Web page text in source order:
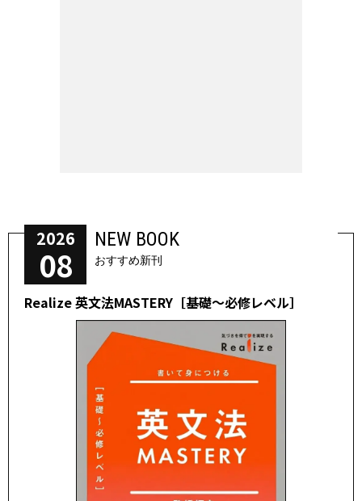
2026
08
NEW BOOK
おすすめ新刊
Realize 英文法MASTERY［基礎～必修レベル］